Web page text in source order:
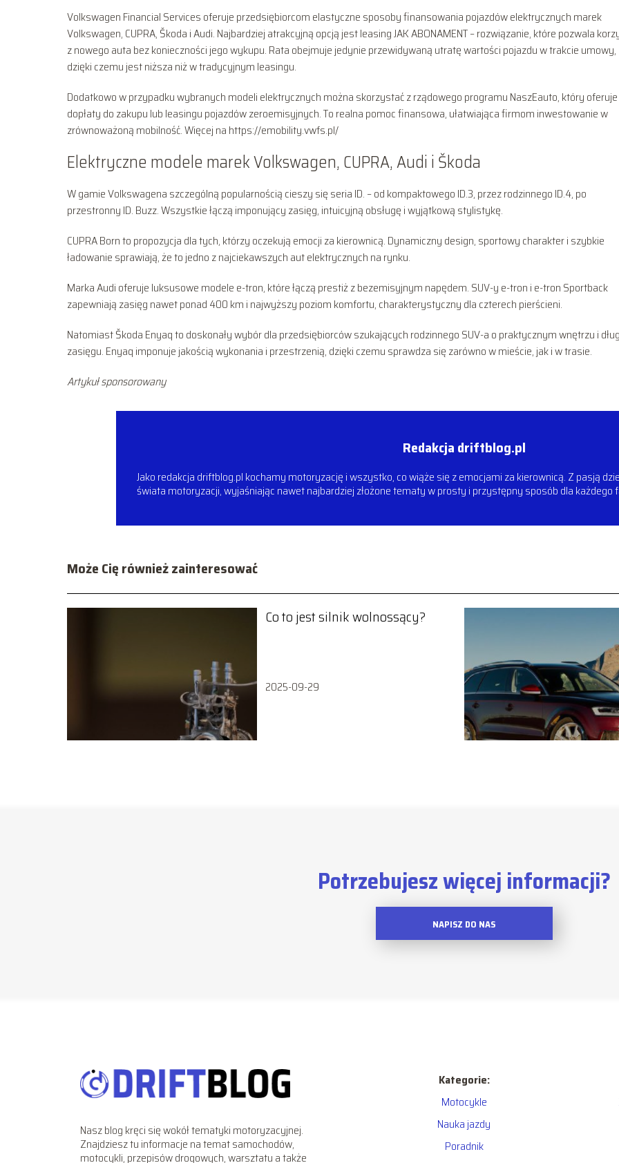
Volkswagen Financial Services oferuje przedsiębiorcom elastyczne sposoby finansowania pojazdów elektrycznych marek
Volkswagen, CUPRA, Škoda i Audi. Najbardziej atrakcyjną opcją jest leasing JAK ABONAMENT – rozwiązanie, które pozwala
z nowego auta bez konieczności jego wykupu. Rata obejmuje jedynie przewidywaną utratę wartości pojazdu w trakcie umowy,
dzięki czemu jest niższa niż w tradycyjnym leasingu.
Dodatkowo w przypadku wybranych modeli elektrycznych można skorzystać z rządowego programu NaszEauto, który oferuje
dopłaty do zakupu lub leasingu pojazdów zeroemisyjnych. To realna pomoc finansowa, ułatwiająca firmom inwestowanie w
zrównoważoną mobilność. Więcej na https://emobility.vwfs.pl/
Elektryczne modele marek Volkswagen, CUPRA, Audi i Škoda
W gamie Volkswagena szczególną popularnością cieszy się seria ID. – od kompaktowego ID.3, przez rodzinnego ID.4, po
przestronny ID. Buzz. Wszystkie łączą imponujący zasięg, intuicyjną obsługę i wyjątkową stylistykę.
CUPRA Born to propozycja dla tych, którzy oczekują emocji za kierownicą. Dynamiczny design, sportowy charakter i szybkie
ładowanie sprawiają, że to jedno z najciekawszych aut elektrycznych na rynku.
Marka Audi oferuje luksusowe modele e-tron, które łączą prestiż z bezemisyjnym napędem. SUV-y e-tron i e-tron Sportback
zapewniają zasięg nawet ponad 400 km i najwyższy poziom komfortu, charakterystyczny dla czterech pierścieni.
Natomiast Škoda Enyaq to doskonały wybór dla przedsiębiorców szukających rodzinnego SUV-a o praktycznym wnętrzu i
zasięgu. Enyaq imponuje jakością wykonania i przestrzenią, dzięki czemu sprawdza się zarówno w mieście, jak i w trasie.
Artykuł sponsorowany
Redakcja driftblog.pl
Jako redakcja driftblog.pl kochamy motoryzację i wszystko, co wiąże się z emocjami za kierownicą. Z pasją
świata motoryzacji, wyjaśniając nawet najbardziej złożone tematy w prosty i przystępny sposób dla każdego
Może Cię również zainteresować
Co to jest silnik wolnossący?
2025-09-29
Potrzebujesz więcej informacji?
NAPISZ DO NAS
Nasz blog kręci się wokół tematyki motoryzacyjnej.
Znajdziesz tu informacje na temat samochodów,
motocykli, przepisów drogowych, warsztatu a także
Kategorie:
Motocykle
Nauka jazdy
Poradnik